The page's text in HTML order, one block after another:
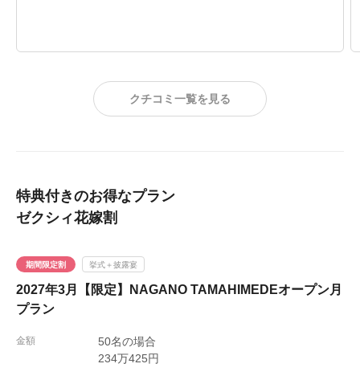
強くいろんな演出をしたい方には是非おすすめの式場で
クチコミ一覧を見る
特典付きのお得なプラン
ゼクシィ花嫁割
期間限定割 挙式＋披露宴
2027年3月【限定】NAGANO TAMAHIMEDEオープン月
プラン
金額
50名の場合
234万425円